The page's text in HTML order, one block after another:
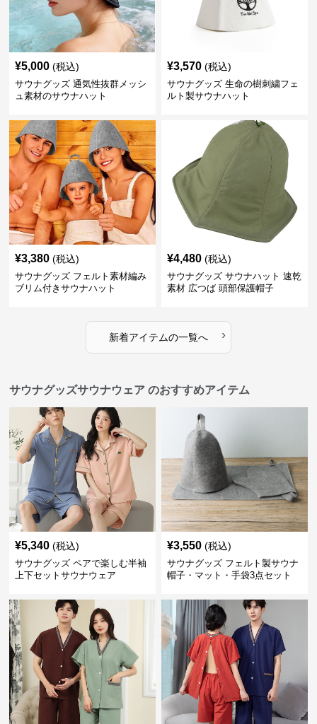
¥5,000 (税込)
サウナグッズ 通気性抜群メッシ
ュ素材のサウナハット
¥3,570 (税込)
サウナグッズ 生命の樹刺繍フェ
ルト製サウナハット
¥3,380 (税込)
サウナグッズ フェルト素材編み
ブリム付きサウナハット
¥4,480 (税込)
サウナグッズ サウナハット 速乾
素材 広つば 頭部保護帽子
新着アイテムの一覧へ ›
サウナグッズサウナウェア のおすすめアイテム
¥5,340 (税込)
サウナグッズ ペアで楽しむ半袖
上下セットサウナウェア
¥3,550 (税込)
サウナグッズ フェルト製サウナ
帽子・マット・手袋3点セット